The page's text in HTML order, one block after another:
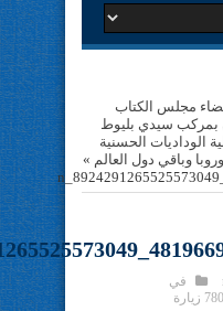
مجلس الكتاب
بمركب سيدي بليوط
الوداديات الحسنية
وباقي دول العالم »
في
780 زيارة